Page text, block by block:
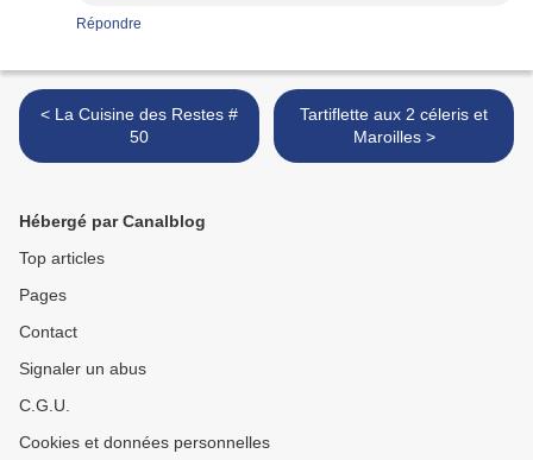
Répondre
< La Cuisine des Restes #
50
Tartiflette aux 2 céleris et
Maroilles >
Hébergé par Canalblog
Top articles
Pages
Contact
Signaler un abus
C.G.U.
Cookies et données personnelles